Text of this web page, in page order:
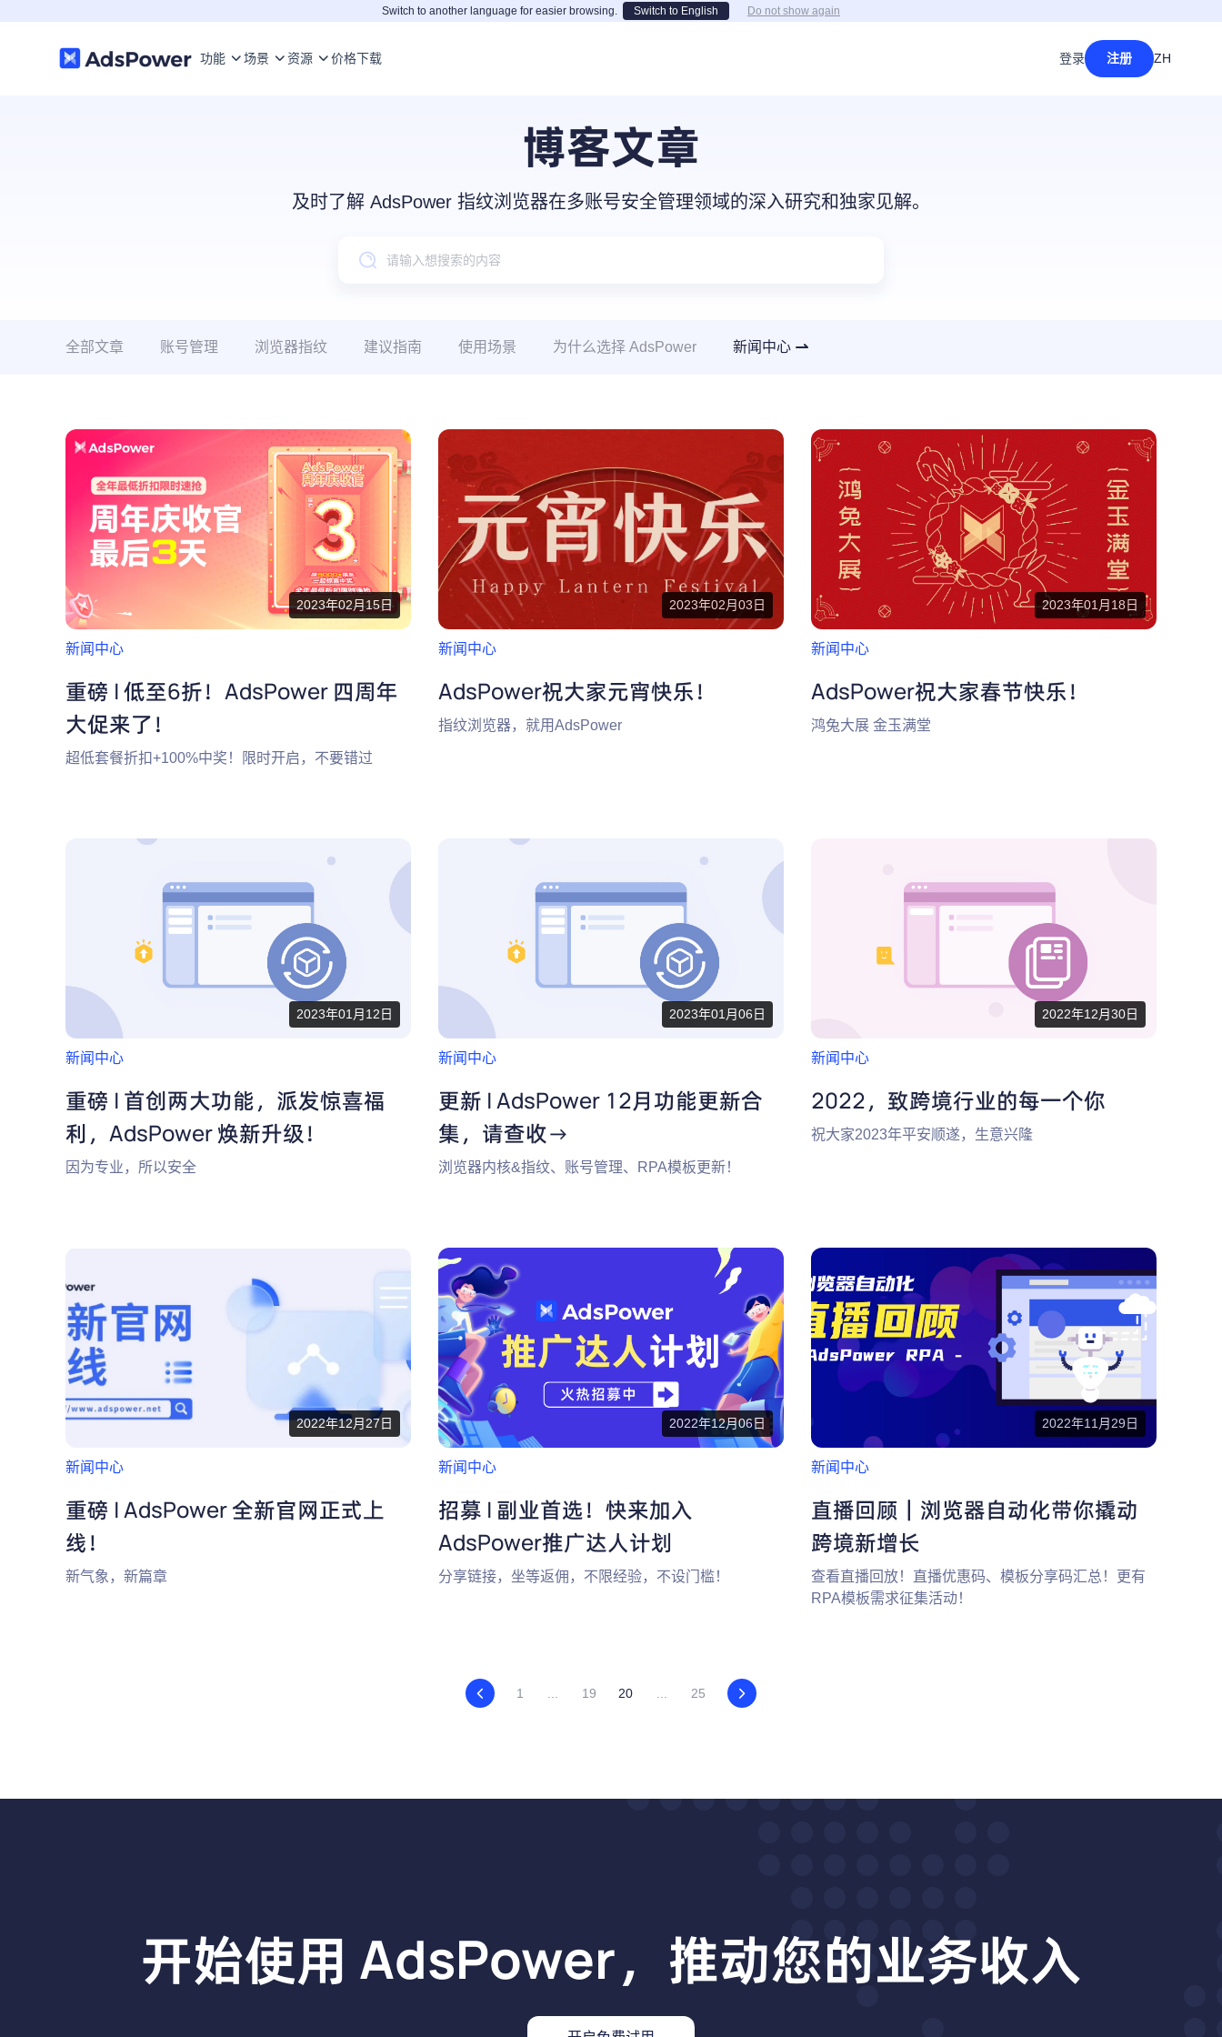
Switch to another language for easier browsing. Switch to English Do not show again
功能 场景 资源 价格下载 登录 注册 ZH
博客文章
及时了解 AdsPower 指纹浏览器在多账号安全管理领域的深入研究和独家见解。
全部文章 账号管理 浏览器指纹 建议指南 使用场景 为什么选择 AdsPower 新闻中心
2023年02月15日
新闻中心
重磅 | 低至6折！AdsPower 四周年
大促来了！
超低套餐折扣+100%中奖！限时开启，不要错过
2023年02月03日
新闻中心
AdsPower祝大家元宵快乐！
指纹浏览器，就用AdsPower
2023年01月18日
新闻中心
AdsPower祝大家春节快乐！
鸿兔大展 金玉满堂
2023年01月12日
新闻中心
重磅 | 首创两大功能，派发惊喜福
利，AdsPower 焕新升级！
因为专业，所以安全
2023年01月06日
新闻中心
更新 | AdsPower 12月功能更新合
集，请查收→
浏览器内核&指纹、账号管理、RPA模板更新！
2022年12月30日
新闻中心
2022，致跨境行业的每一个你
祝大家2023年平安顺遂，生意兴隆
2022年12月27日
新闻中心
重磅 | AdsPower 全新官网正式上
线！
新气象，新篇章
2022年12月06日
新闻中心
招募 | 副业首选！快来加入
AdsPower推广达人计划
分享链接，坐等返佣，不限经验，不设门槛！
2022年11月29日
新闻中心
直播回顾｜浏览器自动化带你撬动
跨境新增长
查看直播回放！直播优惠码、模板分享码汇总！更有
RPA模板需求征集活动！
1 19 20 25
开始使用 AdsPower，推动您的业务收入